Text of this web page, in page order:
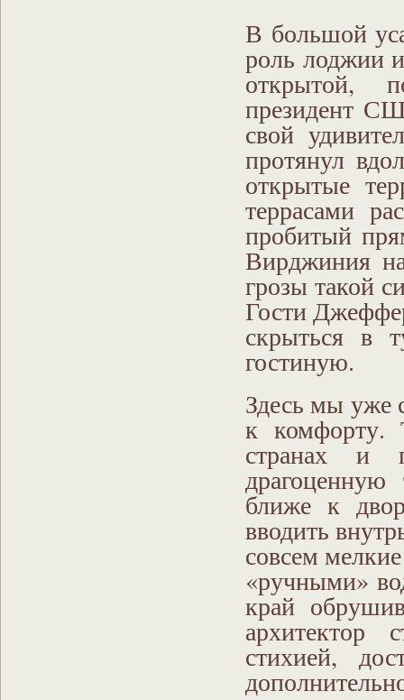
В большой
роль лоджии
открытой,
президент
свой
протянул
открытые
террасами
пробитый
Вирджиния
грозы такой
Гости
скрыться в
гостиную.
Здесь мы уже
к
странах и
ближе к
вводить
совсем
«ручными»
край
архитектор
стихией,